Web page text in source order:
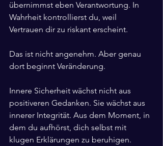
übernimmst eben Verantwortung. In
Wahrheit kontrollierst du, weil
Vertrauen dir zu riskant erscheint.
Das ist nicht angenehm. Aber genau
dort beginnt Veränderung.
Innere Sicherheit wächst nicht aus
positiveren Gedanken. Sie wächst aus
innerer Integrität. Aus dem Moment, in
dem du aufhörst, dich selbst mit
klugen Erklärungen zu beruhigen.